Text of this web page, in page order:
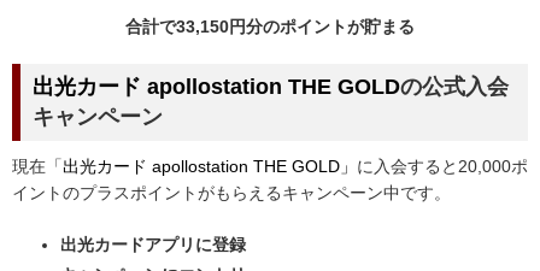
合計で33,150円分のポイントが貯まる
出光カード apollostation THE GOLDの公式入会
キャンペーン
現在「出光カード apollostation THE GOLD」 に入会すると20,000ポ
イントのプラスポイントがもらえるキャンペーン中です。
出光カードアプリに登録